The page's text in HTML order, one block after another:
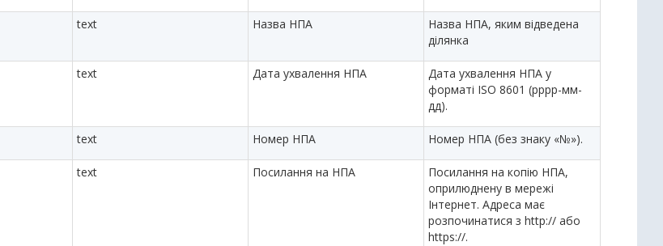
text Назва НПА
Назва НПА, яким відведена
ділянка
text Дата ухвалення НПА
Дата ухвалення НПА у
форматі ISO 8601 (рррр-мм-
дд).
text Номер НПА Номер НПА (без знаку «№»).
text Посилання на НПА
Посилання на копію НПА,
оприлюднену в мережі
Інтернет. Адреса має
розпочинатися з http:// або
https://.